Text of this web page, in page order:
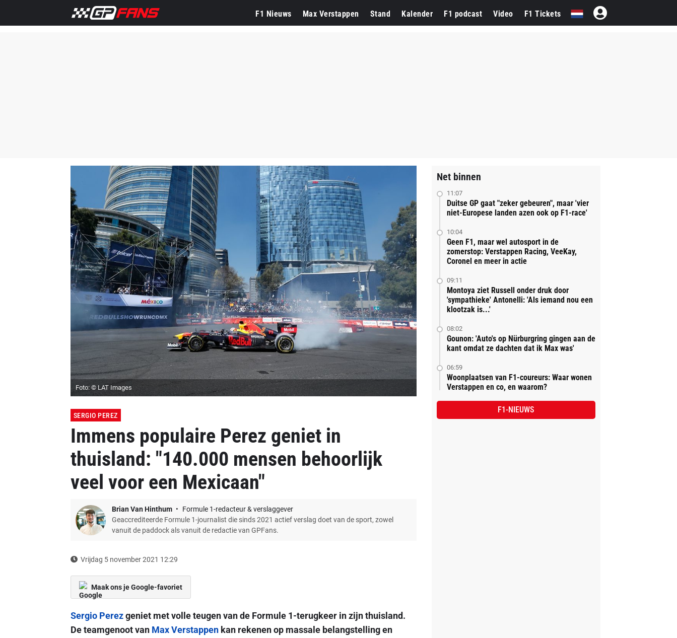
F1 Nieuws Max Verstappen Stand Kalender F1 podcast Video F1 Tickets
Foto: © LAT Images
SERGIO PEREZ
Immens populaire Perez geniet in
thuisland: "140.000 mensen behoorlijk
veel voor een Mexicaan"
Brian Van Hinthum
Formule 1-redacteur & verslaggever
Geaccrediteerde Formule 1-journalist die sinds 2021 actief verslag doet van de sport, zowel
vanuit de paddock als vanuit de redactie van GPFans.
Vrijdag 5 november 2021 12:29
Maak ons je Google-favoriet
Sergio Perezgeniet met volle teugen van de Formule 1-terugkeer in zijn thuisland.
De teamgenoot van Max Verstappenkan rekenen op massale belangstelling en
Net binnen
11:07
Duitse GP gaat "zeker gebeuren", maar 'vier
niet-Europese landen azen ook op F1-race'
10:04
Geen F1, maar wel autosport in de
zomerstop: Verstappen Racing, VeeKay,
Coronel en meer in actie
09:11
Montoya ziet Russell onder druk door
'sympathieke' Antonelli: 'Als iemand nou een
klootzak is...'
08:02
Gounon: 'Auto's op Nürburgring gingen aan de
kant omdat ze dachten dat ik Max was'
06:59
Woonplaatsen van F1-coureurs: Waar wonen
Verstappen en co, en waarom?
F1-NIEUWS